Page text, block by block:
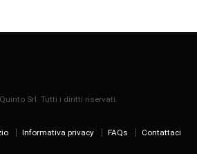
Srl. Tutti i diritti riservati.
Informativa privacy FAQs Contattaci